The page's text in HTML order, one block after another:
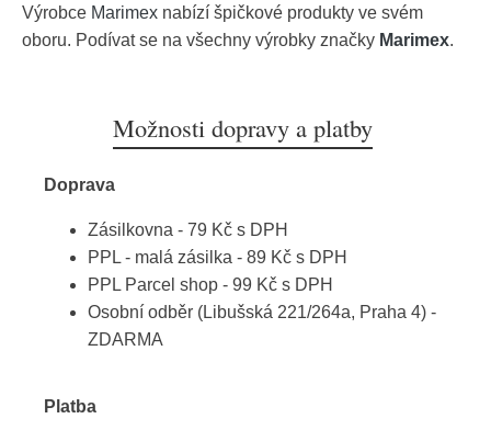
Výrobce Marimex nabízí špičkové produkty ve svém
oboru. Podívat se na všechny výrobky značky Marimex.
Možnosti dopravy a platby
Doprava
Zásilkovna - 79 Kč s DPH
PPL - malá zásilka - 89 Kč s DPH
PPL Parcel shop - 99 Kč s DPH
Osobní odběr (Libušská 221/264a, Praha 4) -
ZDARMA
Platba